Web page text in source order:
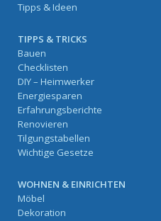
Tipps & Ideen
TIPPS & TRICKS
Bauen
Checklisten
DIY – Heimwerker
Energiesparen
Erfahrungsberichte
Renovieren
Tilgungstabellen
Wichtige Gesetze
WOHNEN & EINRICHTEN
Möbel
Dekoration